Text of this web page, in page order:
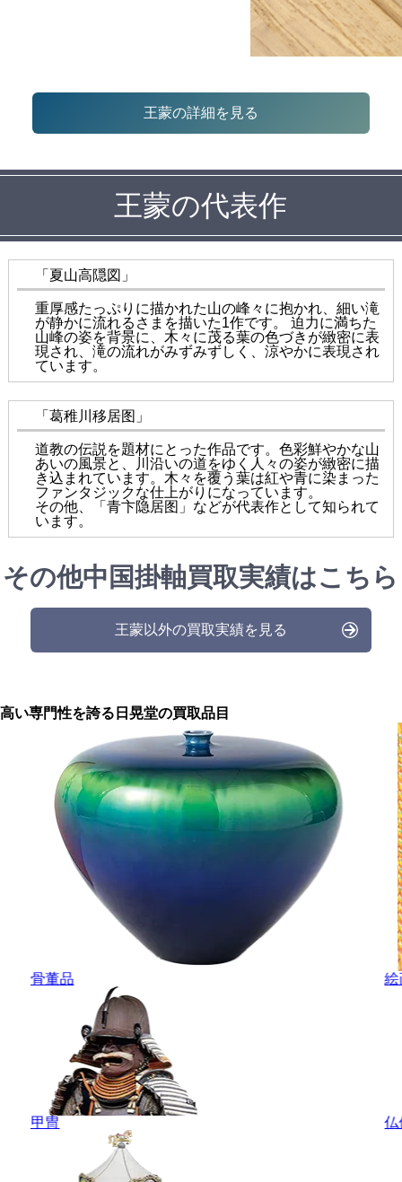
王蒙の詳細を見る
王蒙の代表作
「夏山高隠図」
重厚感たっぷりに描かれた山の峰々に抱かれ、細い滝
が静かに流れるさまを描いた1作です。 迫力に満ちた
山峰の姿を背景に、木々に茂る葉の色づきが緻密に表
現され、滝の流れがみずみずしく、涼やかに表現され
ています。
「葛稚川移居图」
道教の伝説を題材にとった作品です。色彩鮮やかな山
あいの風景と、川沿いの道をゆく人々の姿が緻密に描
き込まれています。木々を覆う葉は紅や青に染まった
ファンタジックな仕上がりになっています。
その他、「青卞隐居图」などが代表作として知られて
います。
その他中国掛軸買取実績はこちら
王蒙以外の買取実績を見る
高い専門性を誇る 日晃堂の買取品目
骨董品
甲冑
絵
仏